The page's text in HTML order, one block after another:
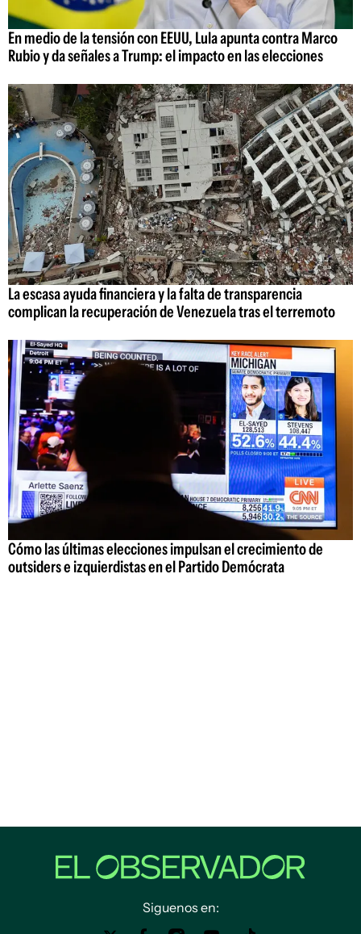
En medio de la tensión con EEUU, Lula apunta contra Marco
Rubio y da señales a Trump: el impacto en las elecciones
La escasa ayuda financiera y la falta de transparencia
complican la recuperación de Venezuela tras el terremoto
Cómo las últimas elecciones impulsan el crecimiento de
outsiders e izquierdistas en el Partido Demócrata
Siguenos en: